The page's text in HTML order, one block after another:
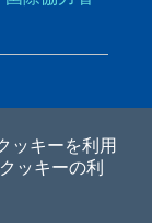
ッキーを利用
ッキーの利
di accessibilità